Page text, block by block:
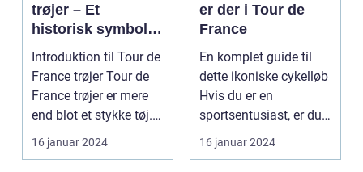
trøjer – Et
historisk symbol
på kamp og
præstation
Introduktion til Tour de
France trøjer Tour de
France trøjer er mere
end blot et stykke tøj.
Det er...
16 januar 2024
er der i Tour de
France
En komplet guide til
dette ikoniske cykelløb
Hvis du er en
sportsentusiast, er du
sikkert allerede ...
16 januar 2024